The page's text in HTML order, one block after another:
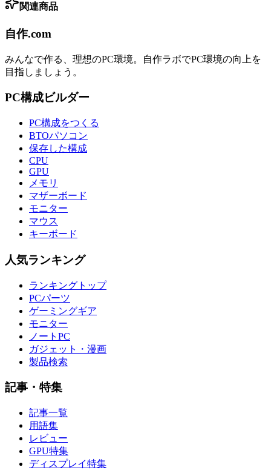
関連商品
自作.com
みんなで作る、理想のPC環境。 自作ラボでPC環境の向上を
目指しましょう。
PC構成ビルダー
PC構成をつくる
BTOパソコン
保存した構成
CPU
GPU
メモリ
マザーボード
モニター
マウス
キーボード
人気ランキング
ランキングトップ
PCパーツ
ゲーミングギア
モニター
ノートPC
ガジェット・漫画
製品検索
記事・特集
記事一覧
用語集
レビュー
GPU特集
ディスプレイ特集